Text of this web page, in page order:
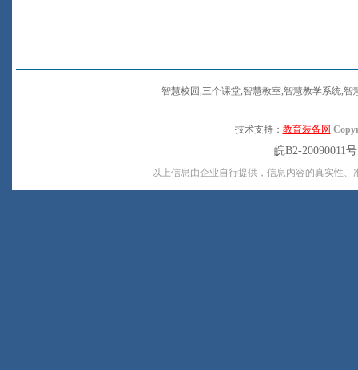
智慧校园,三个课堂,智慧教室,智慧教学系统,
技术支持： 教育装备网
皖B2-20090011
以上信息由企业自行提供，信息内容的真实性